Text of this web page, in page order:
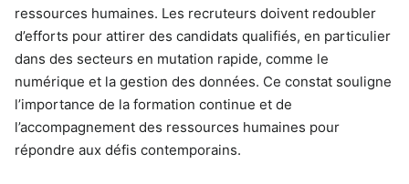
ressources humaines. Les recruteurs doivent redoubler
d’efforts pour attirer des candidats qualifiés, en particulier
dans des secteurs en mutation rapide, comme le
numérique et la gestion des données. Ce constat souligne
l’importance de la formation continue et de
l’accompagnement des ressources humaines pour
répondre aux défis contemporains.